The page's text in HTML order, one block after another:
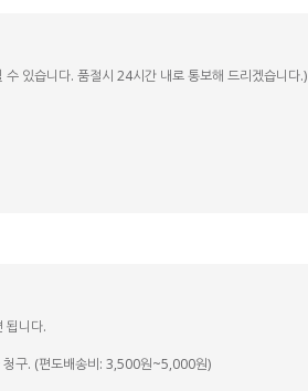
있습니다. 품절시 24시간 내로 통보해 드리겠습니다.)
됩니다.
청구. (편도배송비: 3,500원~5,000원)